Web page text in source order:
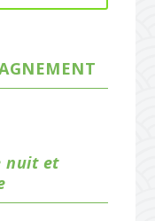
nuit et